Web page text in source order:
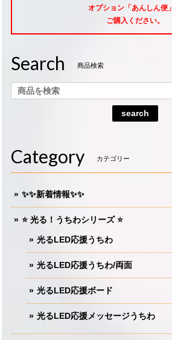
オプション「あんしん便」
ご購入ください。
Search 商品検索
search
Category カテゴリー
✨✨新着情報✨✨
⭐️ 光る！うちわシリーズ ⭐️
光るLED応援うちわ
光るLED応援うちわ/両面
光るLED応援ボード
光るLED応援メッセージうちわ